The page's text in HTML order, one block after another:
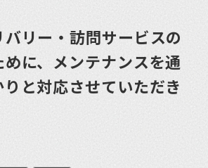
リー・訪問サービスの
に、メンテナンスを通
と対応させていただき